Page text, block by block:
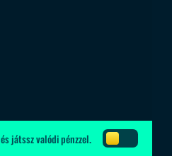
és játssz valódi pénzzel.